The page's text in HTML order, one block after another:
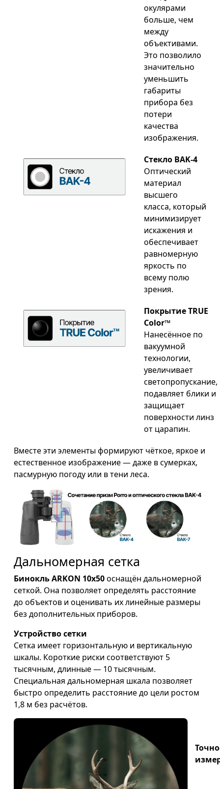
окулярами
больше, чем
между
объективами.
Это позволило
значительно
уменьшить
габариты
прибора без
потери
качества
изображения.
Стекло BAK-4
Оптический
материал
высшего
класса, который
минимизирует
искажения и
обеспечивает
равномерную
яркость по
всему полю
зрения.
Покрытие TRUE
Color™
Нанесённое по
вакуумной
технологии,
увеличивает
светопропускание,
подавляет блики и
защищает
поверхности линз
от царапин.
Вместе эти элементы формируют чёткое, яркое и
естественное изображение — даже в сумерках,
пасмурную погоду или в тени леса.
Дальномерная сетка
Бинокль ARKON 10x50оснащён дальномерной
сеткой. Она позволяет определять расстояние
до объектов и оценивать их линейные размеры
без дополнительных приборов.
Устройство сетки
Сетка имеет горизонтальную и вертикальную
шкалы. Короткие риски соответствуют 5
тысячным, длинные — 10 тысячным.
Специальная дальномерная шкала позволяет
быстро определить расстояние до цели ростом
1,8 м без расчётов.